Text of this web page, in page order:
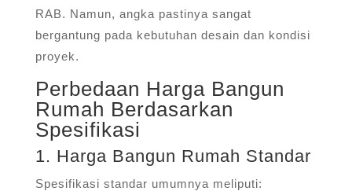
RAB. Namun, angka pastinya sangat
bergantung pada kebutuhan desain dan kondisi
proyek.
Perbedaan Harga Bangun
Rumah Berdasarkan
Spesifikasi
1. Harga Bangun Rumah Standar
Spesifikasi standar umumnya meliputi: